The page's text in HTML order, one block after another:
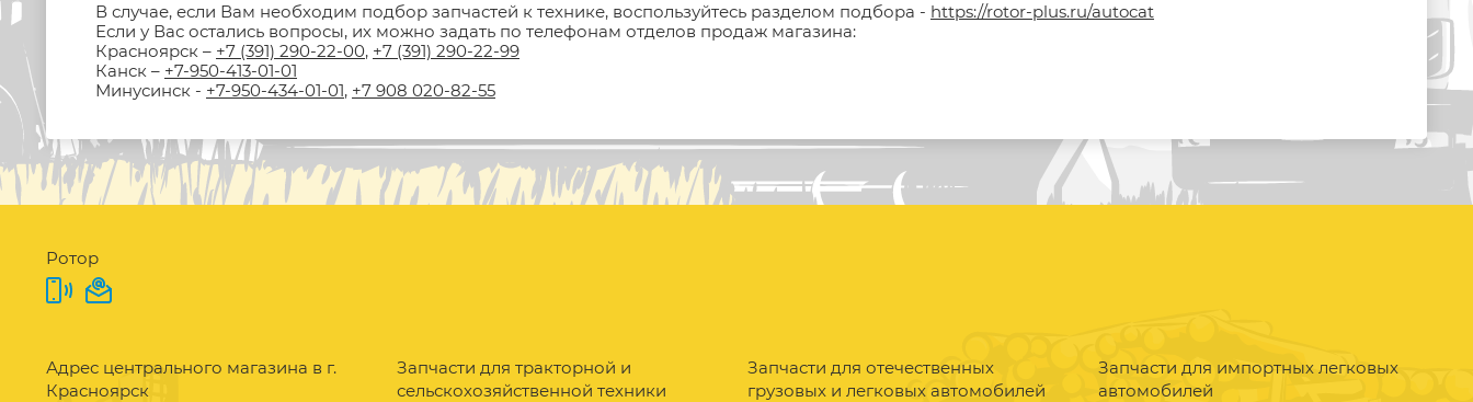
В случае, если Вам необходим подбор запчастей к технике, воспользуйтесь разделом подбора - https://rotor-plus.ru/autocat
Если у Вас остались вопросы, их можно задать по телефонам отделов продаж магазина:
Красноярск – +7 (391) 290-22-00, +7 (391) 290-22-99
Канск – +7-950-413-01-01
Минусинск - +7-950-434-01-01, +7 908 020-82-55
Ротор
Адрес центрального магазина в г.
Красноярск
Запчасти для тракторной и
сельскохозяйственной техники
Запчасти для отечественных
грузовых и легковых автомобилей
Запчасти для импортных легковых
автомобилей